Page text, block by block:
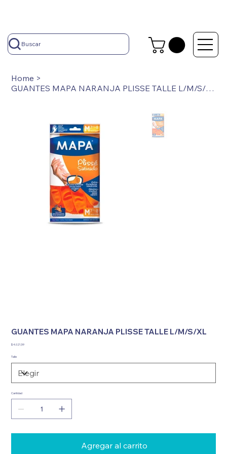
Buscar
Home >
GUANTES MAPA NARANJA PLISSE TALLE L/M/S/XL
GUANTES MAPA NARANJA PLISSE TALLE L/M/S/XL
Precio
$ 4.021,59
Talle
Cantidad
Agregar al carrito